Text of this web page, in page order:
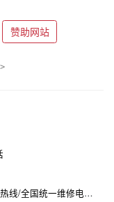
赞助网站
国统一维修电话是多少